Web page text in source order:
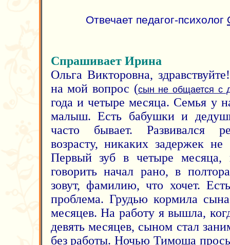
Отвечает педагог-психолог
Спрашивает Ирина
Ольга Викторовна,
на мой вопрос (сын не общается с
года и четыре месяца. Семья у
малыш. Есть бабушки и
часто бывает. Развивался
возрасту, никаких задержек
Первый зуб в четыре
говорить начал рано, в
зовут, фамилию, что хочет.
проблема. Грудью кормила
месяцев. На работу я вышла,
девять месяцев, сыном стал
без работы. Ночью Тимоша